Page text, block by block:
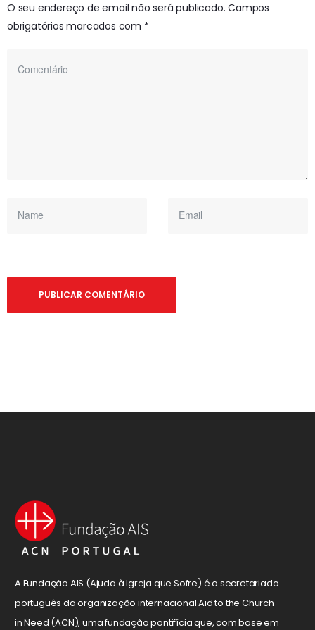
O seu endereço de email não será publicado. Campos
obrigatórios marcados com *
A Fundação AIS (Ajuda à Igreja que Sofre) é o secretariado
português da organização internacional Aid to the Church
in Need (ACN), uma fundação pontifícia que, com base em